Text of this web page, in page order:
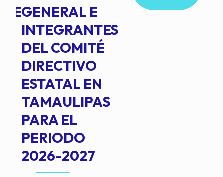
GENERAL E
INTEGRANTES
DEL COMITÉ
DIRECTIVO
ESTATAL EN
TAMAULIPAS
PARA EL
PERIODO
2026-2027